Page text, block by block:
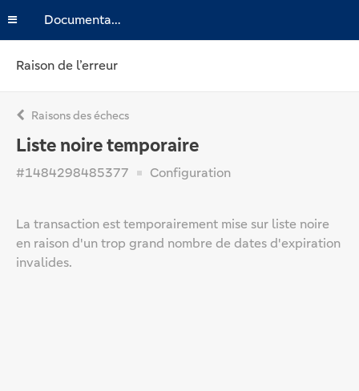
Documentation
Raison de l’erreur
Raisons des échecs
Liste noire temporaire
#1484298485377 Configuration
La transaction est temporairement mise sur liste noire
en raison d'un trop grand nombre de dates d'expiration
invalides.